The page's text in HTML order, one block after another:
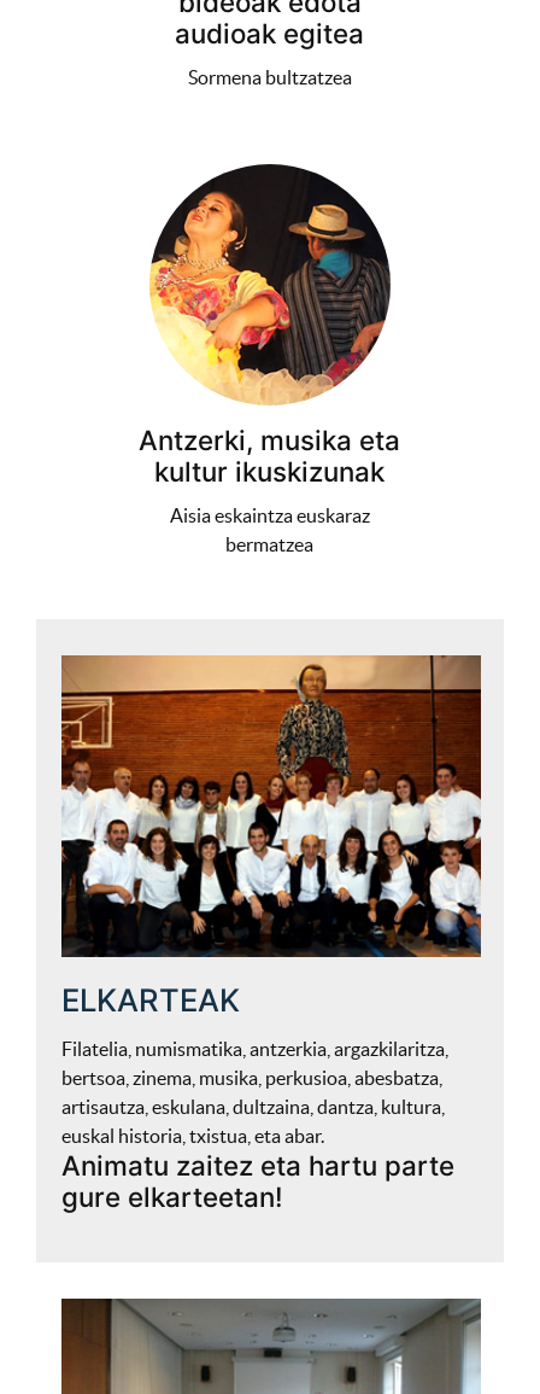
audioak egitea
Sormena bultzatzea
Antzerki, musika eta
kultur ikuskizunak
Aisia eskaintza euskaraz
bermatzea
ELKARTEAK
Filatelia, numismatika, antzerkia, argazkilaritza,
bertsoa, zinema, musika, perkusioa, abesbatza,
artisautza, eskulana, dultzaina, dantza, kultura,
euskal historia, txistua, eta abar.
Animatu zaitez eta hartu parte
gure elkarteetan!